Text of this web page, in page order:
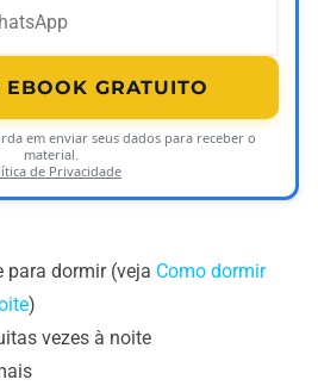
EBOOK GRATUITO
em enviar seus dados para receber o
material.
de Privacidade
para dormir (veja Como dormir
)
vezes à noite